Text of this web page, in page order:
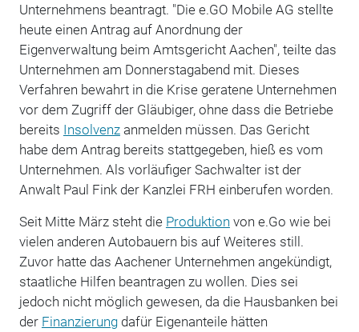
Unternehmens beantragt. "Die e.GO Mobile AG stellte
heute einen Antrag auf Anordnung der
Eigenverwaltung beim Amtsgericht Aachen", teilte das
Unternehmen am Donnerstagabend mit. Dieses
Verfahren bewahrt in die Krise geratene Unternehmen
vor dem Zugriff der Gläubiger, ohne dass die Betriebe
bereits Insolvenzanmelden müssen. Das Gericht
habe dem Antrag bereits stattgegeben, hieß es vom
Unternehmen. Als vorläufiger Sachwalter ist der
Anwalt Paul Fink der Kanzlei FRH einberufen worden.
Seit Mitte März steht die Produktion von e.Go wie bei
vielen anderen Autobauern bis auf Weiteres still.
Zuvor hatte das Aachener Unternehmen angekündigt,
staatliche Hilfen beantragen zu wollen. Dies sei
jedoch nicht möglich gewesen, da die Hausbanken bei
der Finanzierungdafür Eigenanteile hätten